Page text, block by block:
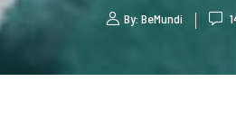
By: BeMundi